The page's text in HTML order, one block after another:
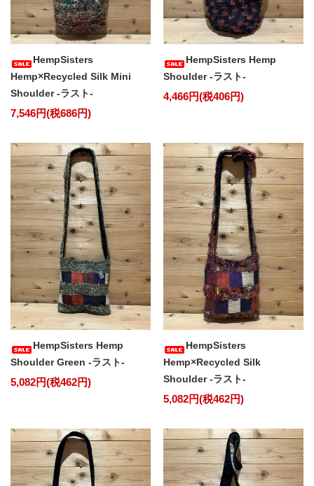
HempSisters
Hemp×Recycled Silk Mini
Shoulder -ラスト-
7,546円(税686円)
HempSisters Hemp
Shoulder -ラスト-
4,466円(税406円)
HempSisters Hemp
Shoulder Green -ラスト-
5,082円(税462円)
HempSisters
Hemp×Recycled Silk
Shoulder -ラスト-
5,082円(税462円)